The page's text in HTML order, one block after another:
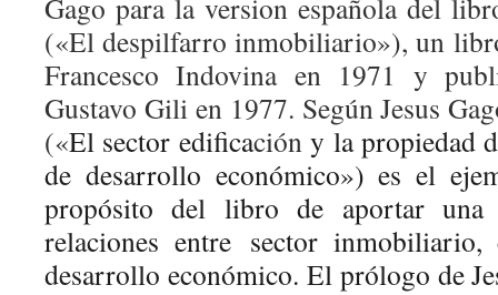
Gago para la version española del
(«El despilfarro inmobiliario»), un
Francesco Indovina en 1971 y
Gustavo Gili en 1977. Según Jesus
(«El sector edificacióny la propiedad
de desarrollo económico») es el
propósito del libro de aportar
relaciones entre sector
desarrollo económico. El prólogo de